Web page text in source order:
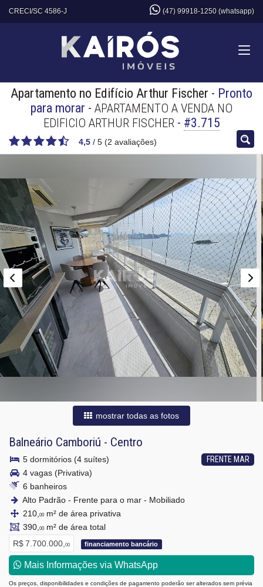
CRECI/SC 4586-J (47) 99918-1250 (whatsapp)
Apartamento no Edifício Arthur Fischer - Pronto
para morar - APARTAMENTO A VENDA NO
EDIFICIO ARTHUR FISCHER- #3.715
4,5 / 5 (2 avaliações)
mostrar todas as fotos
Balneário Camboriú - Centro
FRENTE MAR
5 dormitórios (4 suítes)
4 vagas (Privativa)
6 banheiros
Alto Padrão - Frente para o mar - Mobiliado
210, 00m² de área privativa
390, 00m² de área total
R$ 7.700.000, 00 financiamento bancário
Mais Informações via WhatsApp
Os preços, disponibilidades e condições de pagamento poderão ser alterados sem prévia